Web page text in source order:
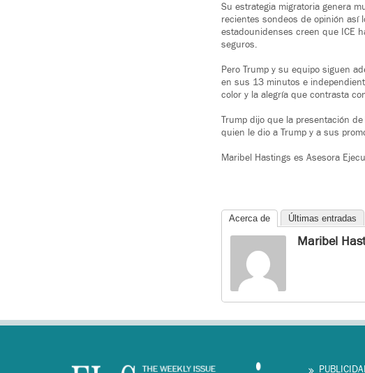
Su estrategia migratoria genera
recientes sondeos de opinión así
estadounidenses creen que ICE
seguros.
Pero Trump y su equipo siguen
en sus 13 minutos e
color y la alegría que contrasta
Trump dijo que la presentación
quien le dio a Trump y a sus
Maribel Hastings es Asesora
Acerca de Últimas entradas
Maribel